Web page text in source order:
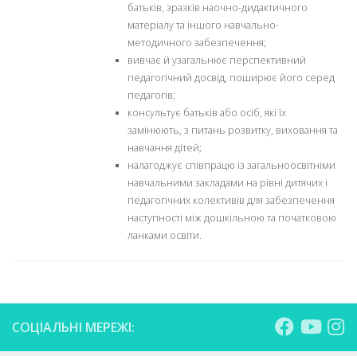
батьків, зразків наочно-дидактичного
матеріалу та іншого навчально-
методичного забезпечення;
вивчає й узагальнює перспективний
педагогічний досвід, поширює його серед
педагогів;
консультує батьків або осіб, які їх
замінюють, з питань розвитку, виховання та
навчання дітей;
налагоджує співпрацю із загальноосвітніми
навчальними закладами на рівні дитячих і
педагогічних колективів для забезпечення
наступності між дошкільною та початковою
ланками освіти.
СОЦІАЛЬНІ МЕРЕЖІ: